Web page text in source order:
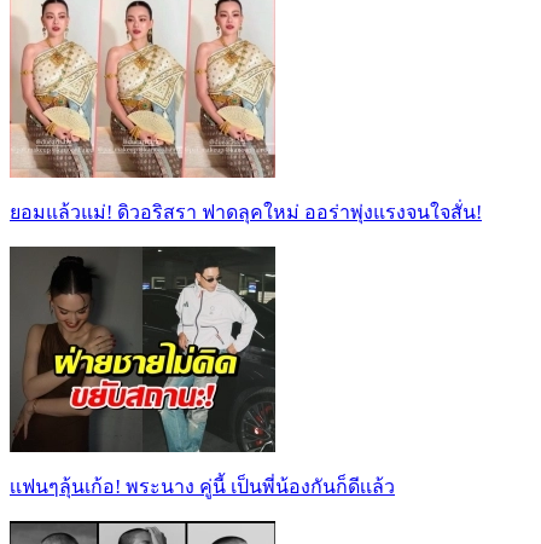
ยอมแล้วแม่! ดิวอริสรา ฟาดลุคใหม่ ออร่าพุ่งแรงจนใจสั่น!
เเฟนๆลุ้นเก้อ! พระนาง คู่นี้ เป็นพี่น้องกันก็ดีเเล้ว